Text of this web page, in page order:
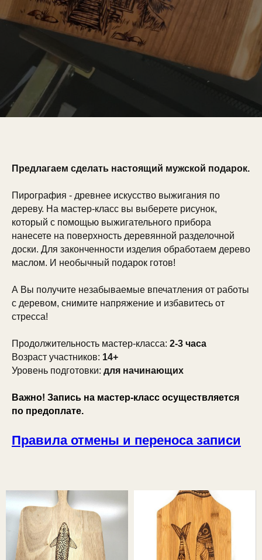
Предлагаем сделать настоящий мужской подарок.
Пирография - древнее искусство выжигания по
дереву. На мастер-класс вы выберете рисунок,
который с помощью выжигательного прибора
нанесете на поверхность деревянной разделочной
доски. Для законченности изделия обработаем дерево
маслом. И необычный подарок готов!
А Вы получите незабываемые впечатления от работы
с деревом, снимите напряжение и избавитесь от
стресса!
Продолжительность мастер-класса: 2-3 часа
Возраст участников: 14+
Уровень подготовки: для начинающих
Важно! Запись на мастер-класс осуществляется
по предоплате.
Правила отмены и переноса записи